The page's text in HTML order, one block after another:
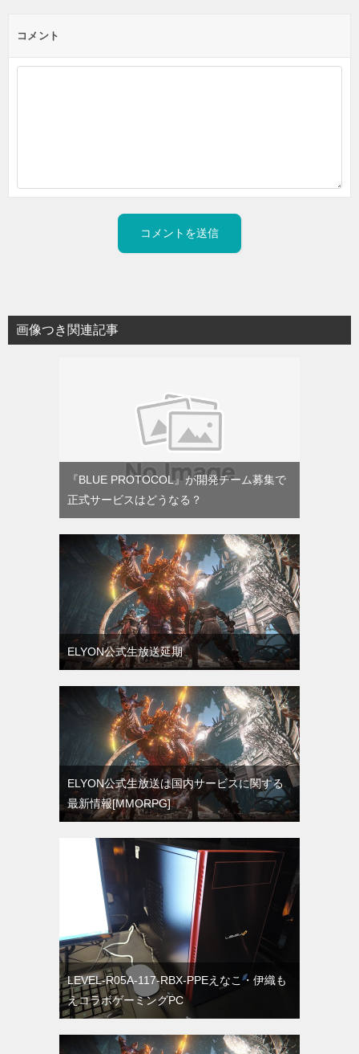
コメント
画像つき関連記事
『BLUE PROTOCOL』が開発チーム募集で
正式サービスはどうなる？
ELYON公式生放送延期
ELYON公式生放送は国内サービスに関する
最新情報[MMORPG]
LEVEL-R05A-117-RBX-PPEえなこ・伊織も
えコラボゲーミングPC